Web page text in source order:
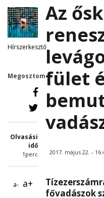
Hírszerkesztő
Megosztom
Olvasási
idő
1perc
a- a+
Az
fület
2017. május 22. -
fővadászok